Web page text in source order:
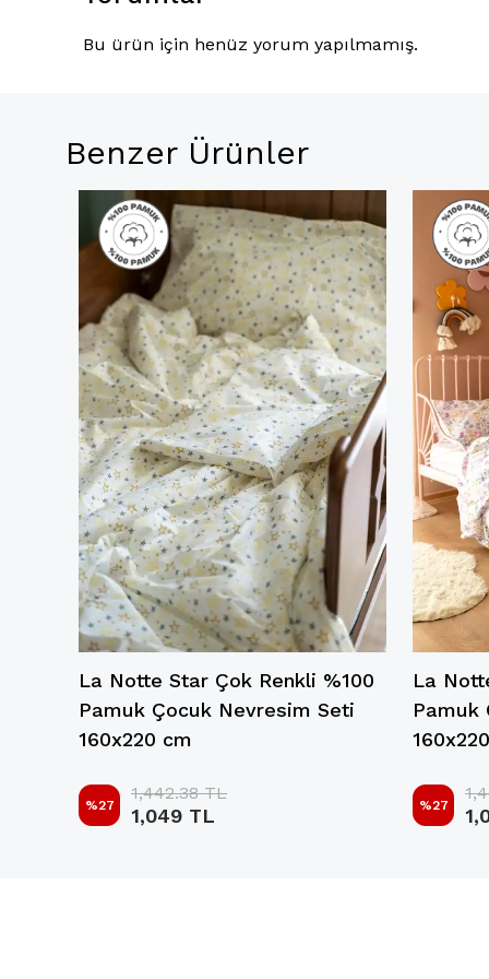
Bu ürün için henüz yorum yapılmamış.
Benzer Ürünler
La Notte Star Çok Renkli %100
Pamuk Çocuk Nevresim Seti
160x220 cm
%27
1,442.38 TL
1,049 TL
La
Pamuk
%27